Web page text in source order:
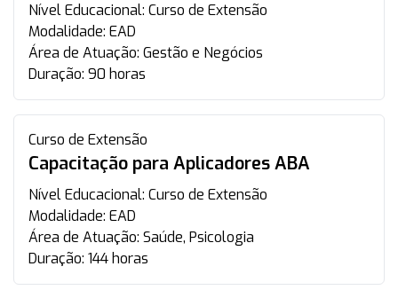
Nível Educacional: Curso de Extensão
Modalidade: EAD
Área de Atuação: Gestão e Negócios
Duração: 90 horas
Curso de Extensão
Capacitação para Aplicadores ABA
Nível Educacional: Curso de Extensão
Modalidade: EAD
Área de Atuação: Saúde, Psicologia
Duração: 144 horas